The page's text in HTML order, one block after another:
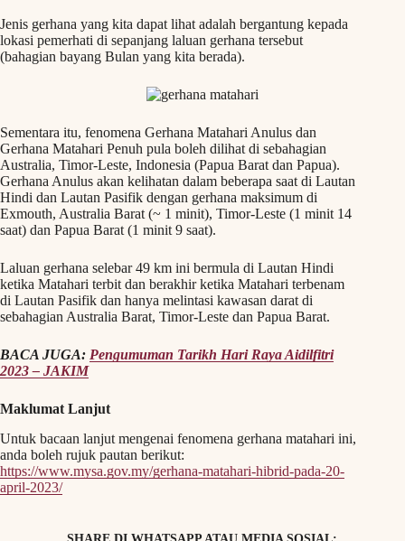
Jenis gerhana yang kita dapat lihat adalah bergantung kepada
lokasi pemerhati di sepanjang laluan gerhana tersebut
(bahagian bayang Bulan yang kita berada).
Sementara itu, fenomena Gerhana Matahari Anulus dan
Gerhana Matahari Penuh pula boleh dilihat di sebahagian
Australia, Timor-Leste, Indonesia (Papua Barat dan Papua).
Gerhana Anulus akan kelihatan dalam beberapa saat di Lautan
Hindi dan Lautan Pasifik dengan gerhana maksimum di
Exmouth, Australia Barat (~ 1 minit), Timor-Leste (1 minit 14
saat) dan Papua Barat (1 minit 9 saat).
Laluan gerhana selebar 49 km ini bermula di Lautan Hindi
ketika Matahari terbit dan berakhir ketika Matahari terbenam
di Lautan Pasifik dan hanya melintasi kawasan darat di
sebahagian Australia Barat, Timor-Leste dan Papua Barat.
BACA JUGA: Pengumuman Tarikh Hari Raya Aidilfitri
2023 – JAKIM
Maklumat Lanjut
Untuk bacaan lanjut mengenai fenomena gerhana matahari ini,
anda boleh rujuk pautan berikut:
https://www.mysa.gov.my/gerhana-matahari-hibrid-pada-20-
april-2023/